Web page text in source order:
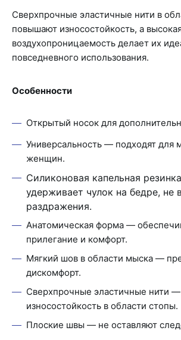
Сверхпрочные эластичные нити в
повышают износостойкость, а
воздухопроницаемость делает их
повседневного использования.
Особенности
Открытый носок для
Универсальность — подходят для
женщин.
Силиконовая капельная
удерживает чулок на бедре, не
раздражения.
Анатомическая форма —
прилегание и комфорт.
Мягкий шов в области мыска —
дискомфорт.
Сверхпрочные эластичные нити
износостойкость в области стопы.
Плоские швы — не оставляют